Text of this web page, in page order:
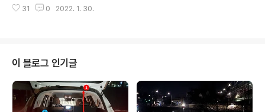
트렁크 하단으로 동그란게 숨어버린 '원형 봄베'를 사용하
다주신 ㅈㅅㅈ님과 ㅊㅅㅎ님께 감사의 말씀을 드립니다.
아가 셀토스를 생각해보면 존재감이 충분했습니다. 저도
작은 SUV에 이렇게 많은 편의옵션과 특히 2열 시트의 리
클라이닝(각도조절)에 2열 에어벤트(송풍구)까지 있을 줄
은 몰랐고 기대도 하지 않았기에 굉장히 인상적이었던 기
억이 나네요. 뭐 그만큼 가격도 높았지만, 충분한 옵션에 너
31 0 2022. 1. 30.
이 블로그 인기글